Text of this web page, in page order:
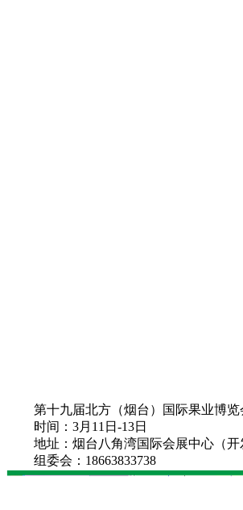
第十九届北方（烟台）国际果业博览
时间：3月11日-13日
地址：烟台八角湾国际会展中心（开
组委会：18663833738